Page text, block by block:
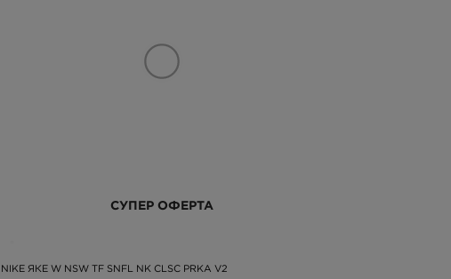
СУПЕР ОФЕРТА
NIKE ЯКЕ W NSW TF SNFL NK CLSC PRKA V2